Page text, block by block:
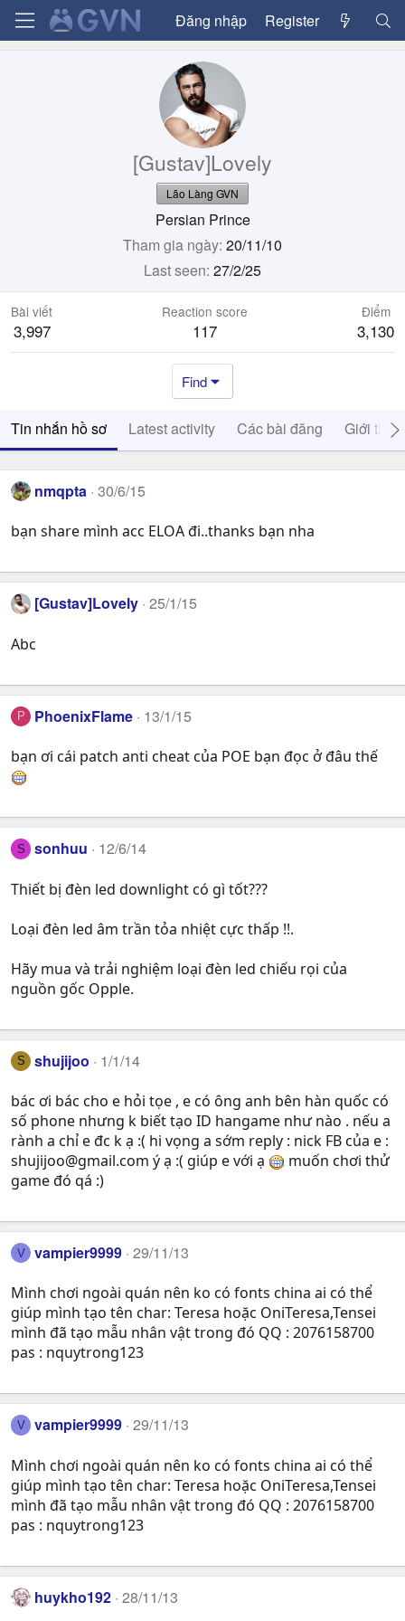
Đăng nhập Register
[Gustav]Lovely
Lão Làng GVN
Persian Prince
Tham gia ngày 20/11/10
Last seen 27/2/25
Bài viết
3,997
Reaction score
117
Điểm
3,130
Find
Tin nhắn hồ sơ Latest activity Các bài đăng Giới thiệu
nmqpta 30/6/15
bạn share mình acc ELOA đi..thanks bạn nha
[Gustav]Lovely 25/1/15
Abc
P PhoenixFlame 13/1/15
bạn ơi cái patch anti cheat của POE bạn đọc ở đâu thế
S sonhuu 12/6/14
Thiết bị đèn led downlight có gì tốt???
Loại đèn led âm trần tỏa nhiệt cực thấp !!.
Hãy mua và trải nghiệm loại đèn led chiếu rọi của
nguồn gốc Opple.
S shujijoo 1/1/14
bác ơi bác cho e hỏi tọe , e có ông anh bên hàn quốc có
số phone nhưng k biết tạo ID hangame như nào . nếu a
rành a chỉ e đc k ạ :( hi vọng a sớm reply : nick FB của e :
shujijoo@gmail.com ý ạ :( giúp e với ạ
muốn chơi thử
game đó qá :)
V vampier9999 29/11/13
Mình chơi ngoài quán nên ko có fonts china ai có thể
giúp mình tạo tên char: Teresa hoặc OniTeresa,Tensei
mình đã tạo mẫu nhân vật trong đó QQ : 2076158700
pas : nquytrong123
V vampier9999 29/11/13
Mình chơi ngoài quán nên ko có fonts china ai có thể
giúp mình tạo tên char: Teresa hoặc OniTeresa,Tensei
mình đã tạo mẫu nhân vật trong đó QQ : 2076158700
pas : nquytrong123
huykho192 28/11/13